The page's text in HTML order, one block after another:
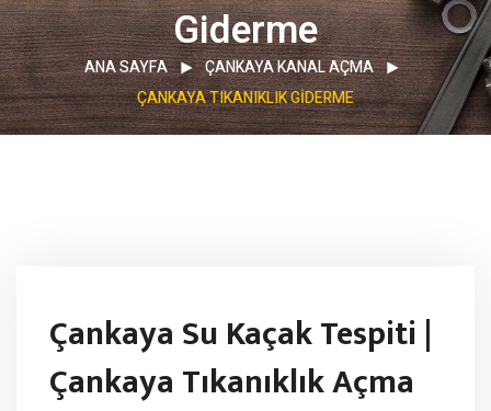
Giderme
ANA SAYFA
ÇANKAYA KANAL AÇMA
ÇANKAYA TIKANIKLIK GIDERME
Çankaya Su Kaçak Tespiti |
Çankaya Tıkanıklık Açma